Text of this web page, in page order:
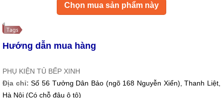
Chọn mua sản phẩm này
Hướng dẫn mua hàng
PHỤ KIỆN TỦ BẾP XINH
Địa chỉ: Số 56 Tưởng Dân Bảo (ngõ 168 Nguyễn Xiển), Thanh Liệt,
Hà Nội (Có chỗ đậu ô tô)